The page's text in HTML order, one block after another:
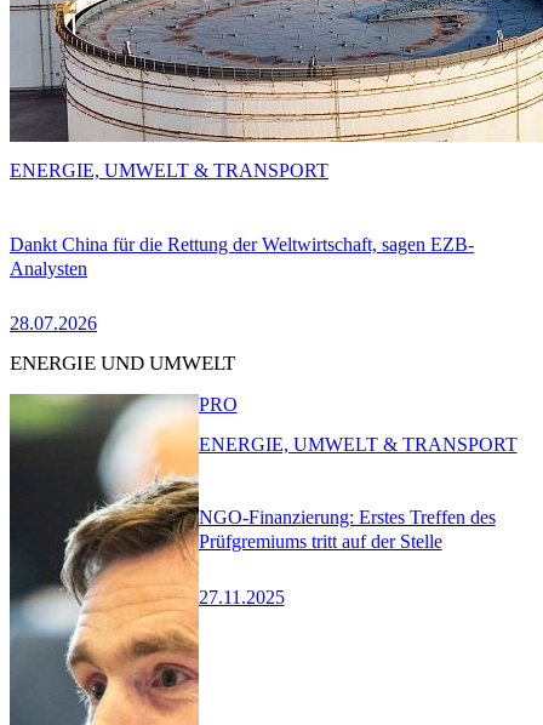
Dankt China für die Rettung der Weltwirtschaft, sagen EZB-
Analysten
28.07.2026
ENERGIE, UMWELT & TRANSPORT
ENERGIE UND UMWELT
NGO-Finanzierung: Erstes Treffen des
Prüfgremiums tritt auf der Stelle
27.11.2025
PRO
ENERGIE, UMWELT & TRANSPORT